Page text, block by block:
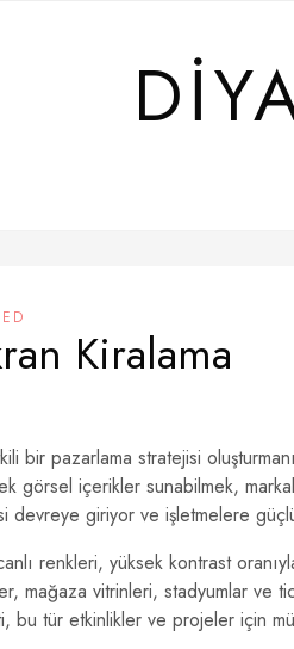
Kiralama
bir pazarlama stratejisi
görsel içerikler sunabilmek,
devreye giriyor ve işletmelere
renkleri, yüksek kontrast
mağaza vitrinleri, stadyumlar ve
bu tür etkinlikler ve projeler için